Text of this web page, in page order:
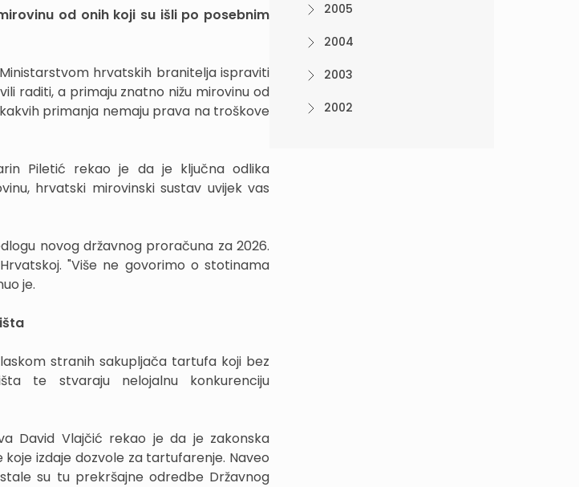
od onih koji su išli po posebnim
hrvatskih branitelja ispraviti
raditi, a primaju znatno nižu mirovinu od
primanja nemaju prava na troškove
Piletić rekao je da je ključna odlika
hrvatski mirovinski sustav uvijek vas
novog državnog proračuna za 2026.
"Više ne govorimo o stotinama
je.
stranih sakupljača tartufa koji bez
te stvaraju nelojalnu konkurenciju
David Vlajčić rekao je da je zakonska
izdaje dozvole za tartufarenje. Naveo
su tu prekršajne odredbe Državnog
2005
2004
2003
2002